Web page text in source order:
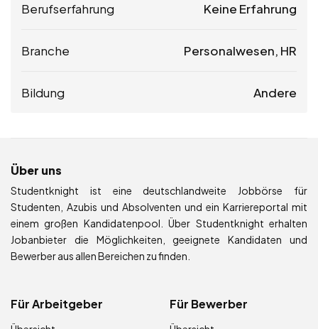
Berufserfahrung Keine Erfahrung
Branche Personalwesen, HR
Bildung Andere
Über uns
Studentknight ist eine deutschlandweite Jobbörse für
Studenten, Azubis und Absolventen und ein Karriereportal mit
einem großen Kandidatenpool. Über Studentknight erhalten
Jobanbieter die Möglichkeiten, geeignete Kandidaten und
Bewerber aus allen Bereichen zu finden.
Für Arbeitgeber Für Bewerber